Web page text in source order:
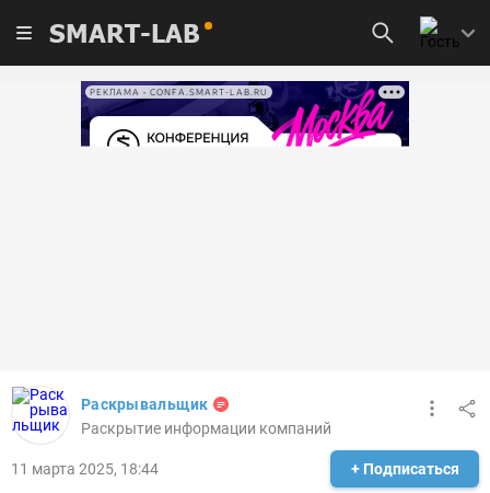
SMART-LAB
РЕКЛАМА • CONFA.SMART-LAB.RU
Раскрывальщик
Раскрытие информации компаний
11 марта 2025, 18:44 + Подписаться